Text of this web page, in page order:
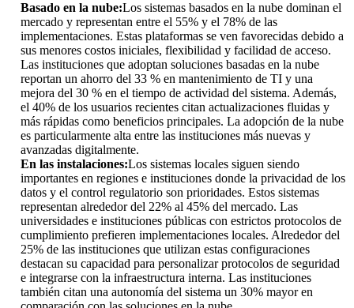
Basado en la nube:Los sistemas basados ​​en la nube dominan el
mercado y representan entre el 55% y el 78% de las
implementaciones. Estas plataformas se ven favorecidas debido a
sus menores costos iniciales, flexibilidad y facilidad de acceso.
Las instituciones que adoptan soluciones basadas en la nube
reportan un ahorro del 33 % en mantenimiento de TI y una
mejora del 30 % en el tiempo de actividad del sistema. Además,
el 40% de los usuarios recientes citan actualizaciones fluidas y
más rápidas como beneficios principales. La adopción de la nube
es particularmente alta entre las instituciones más nuevas y
avanzadas digitalmente.
En las instalaciones:Los sistemas locales siguen siendo
importantes en regiones e instituciones donde la privacidad de los
datos y el control regulatorio son prioridades. Estos sistemas
representan alrededor del 22% al 45% del mercado. Las
universidades e instituciones públicas con estrictos protocolos de
cumplimiento prefieren implementaciones locales. Alrededor del
25% de las instituciones que utilizan estas configuraciones
destacan su capacidad para personalizar protocolos de seguridad
e integrarse con la infraestructura interna. Las instituciones
también citan una autonomía del sistema un 30% mayor en